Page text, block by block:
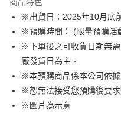
Apple Pay
悠遊付
Google Pay
ATM付款
貨到付款
※出貨日：2025年10月底
※預購時間： (限量預購活
※下單後之可收貨日期無
廠發貨日為主。
※本預購商品係本公司依
※恕無法接受您預購後要
※圖片為示意